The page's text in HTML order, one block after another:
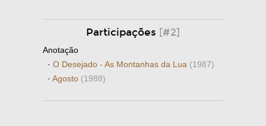
Participações [#2]
Anotação
· O Desejado - As Montanhas da Lua (1987)
· Agosto (1988)